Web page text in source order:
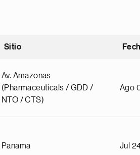
Sitio
Av. Amazonas
(Pharmaceuticals / GDD /
NTO / CTS)
Ago
Panama Jul